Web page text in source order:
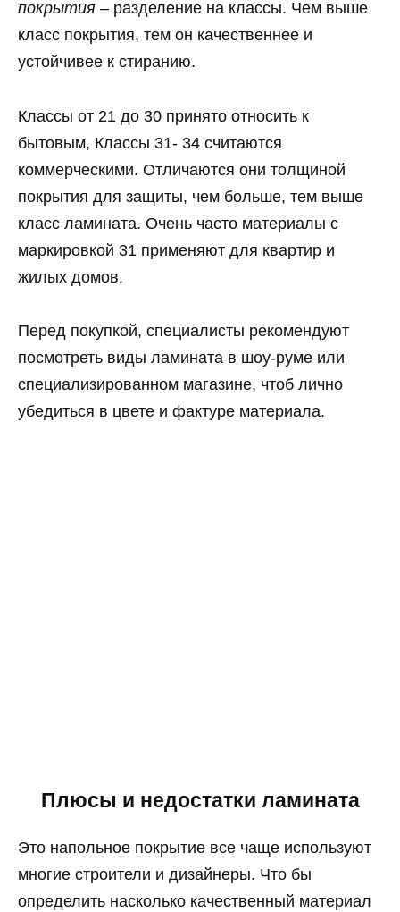
покрытия – разделение на классы. Чем выше
класс покрытия, тем он качественнее и
устойчивее к стиранию.
Классы от 21 до 30 принято относить к
бытовым, Классы 31- 34 считаются
коммерческими. Отличаются они толщиной
покрытия для защиты, чем больше, тем выше
класс ламината. Очень часто материалы с
маркировкой 31 применяют для квартир и
жилых домов.
Перед покупкой, специалисты рекомендуют
посмотреть виды ламината в шоу-руме или
специализированном магазине, чтоб лично
убедиться в цвете и фактуре материала.
Плюсы и недостатки ламината
Это напольное покрытие все чаще используют
многие строители и дизайнеры. Что бы
определить насколько качественный материал